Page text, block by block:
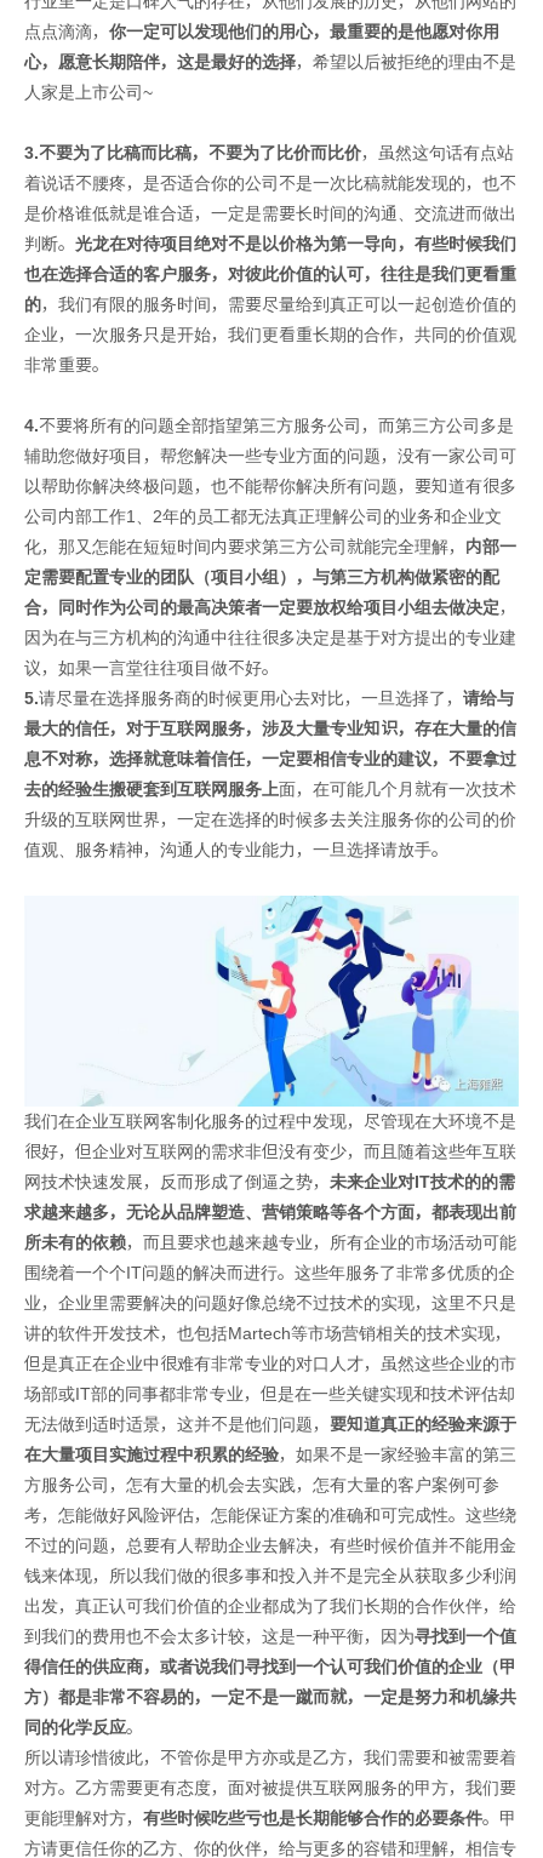
点点滴滴， 你一定可以发现他们的用心，最重要的是他愿对你用
心，愿意长期陪伴，这是最好的选择，希望以后被拒绝的理由不是
人家是上市公司~
3.不要为了比稿而比稿，不要为了比价而比价，虽然这句话有点站
着说话不腰疼，是否适合你的公司不是一次比稿就能发现的，也不
是价格谁低就是谁合适，一定是需要长时间的沟通、交流进而做出
判断。 光龙在对待项目绝对不是以价格为第一导向，有些时候我们
也在选择合适的客户服务，对彼此价值的认可，往往是我们更看重
的，我们有限的服务时间，需要尽量给到真正可以一起创造价值的
企业，一次服务只是开始，我们更看重长期的合作，共同的价值观
非常重要。
4.不要将所有的问题全部指望第三方服务公司，而第三方公司多是
辅助您做好项目，帮您解决一些专业方面的问题，没有一家公司可
以帮助你解决终极问题，也不能帮你解决所有问题，要知道有很多
公司内部工作1、2年的员工都无法真正理解公司的业务和企业文
化，那又怎能在短短时间内要求第三方公司就能完全理解， 内部一
定需要配置专业的团队（项目小组），与第三方机构做紧密的配
合，同时作为公司的最高决策者一定要放权给项目小组去做决定 ，
因为在与三方机构的沟通中往往很多决定是基于对方提出的专业建
议，如果一言堂往往项目做不好。
5.请尽量在选择服务商的时候更用心去对比，一旦选择了， 请给与
最大的信任，对于互联网服务，涉及大量专业知识，存在大量的信
息不对称，选择就意味着信任，一定要相信专业的建议，不要拿过
去的经验生搬硬套到互联网服务上面，在可能几个月就有一次技术
升级的互联网世界，一定在选择的时候多去关注服务你的公司的价
值观、服务精神，沟通人的专业能力，一旦选择请放手。
我们在企业互联网客制化服务的过程中发现，尽管现在大环境不是
很好，但企业对互联网的需求非但没有变少，而且随着这些年互联
网技术快速发展，反而形成了倒逼之势， 未来企业对IT技术的的需
求越来越多，无论从品牌塑造、营销策略等各个方面，都表现出前
所未有的依赖，而且要求也越来越专业，所有企业的市场活动可能
围绕着一个个IT问题的解决而进行。这些年服务了非常多优质的企
业，企业里需要解决的问题好像总绕不过技术的实现，这里不只是
讲的软件开发技术，也包括Martech等市场营销相关的技术实现，
但是真正在企业中很难有非常专业的对口人才，虽然这些企业的市
场部或IT部的同事都非常专业，但是在一些关键实现和技术评估却
无法做到适时适景，这并不是他们问题， 要知道真正的经验来源于
在大量项目实施过程中积累的经验，如果不是一家经验丰富的第三
方服务公司，怎有大量的机会去实践，怎有大量的客户案例可参
考，怎能做好风险评估，怎能保证方案的准确和可完成性。这些绕
不过的问题，总要有人帮助企业去解决，有些时候价值并不能用金
钱来体现，所以我们做的很多事和投入并不是完全从获取多少利润
出发，真正认可我们价值的企业都成为了我们长期的合作伙伴，给
到我们的费用也不会太多计较，这是一种平衡，因为寻找到一个值
得信任的供应商，或者说我们寻找到一个认可我们价值的企业（甲
方）都是非常不容易的，一定不是一蹴而就，一定是努力和机缘共
同的化学反应。
所以请珍惜彼此，不管你是甲方亦或是乙方，我们需要和被需要着
对方。乙方需要更有态度，面对被提供互联网服务的甲方，我们要
更能理解对方， 有些时候吃些亏也是长期能够合作的必要条件。甲
方请更信任你的乙方、你的伙伴，给与更多的容错和理解，相信专